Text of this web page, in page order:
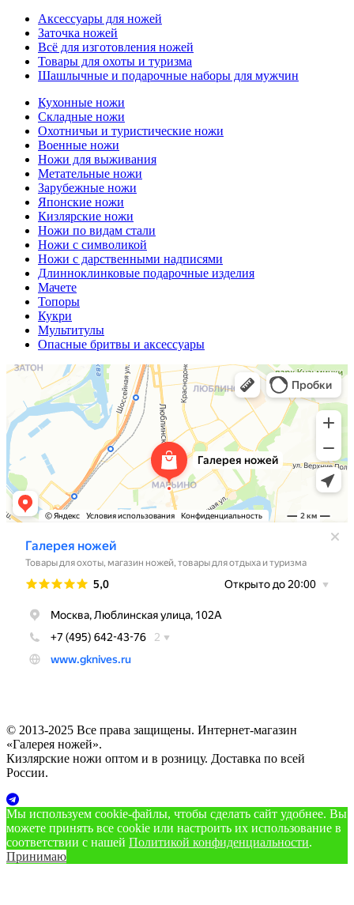
Аксессуары для ножей
Заточка ножей
Всё для изготовления ножей
Товары для охоты и туризма
Шашлычные и подарочные наборы для мужчин
Кухонные ножи
Складные ножи
Охотничьи и туристические ножи
Военные ножи
Ножи для выживания
Метательные ножи
Зарубежные ножи
Японские ножи
Кизлярские ножи
Ножи по видам стали
Ножи с символикой
Ножи с дарственными надписями
Длинноклинковые подарочные изделия
Мачете
Топоры
Кукри
Мультитулы
Опасные бритвы и аксессуары
© 2013-2025 Все права защищены. Интернет-магазин
«Галерея ножей».
Кизлярские ножи оптом и в розницу. Доставка по всей
России.
Мы используем cookie‑файлы, чтобы сделать сайт удобнее. Вы
можете принять все cookie или настроить их использование в
соответствии с нашей Политикой конфиденциальности.
Принимаю